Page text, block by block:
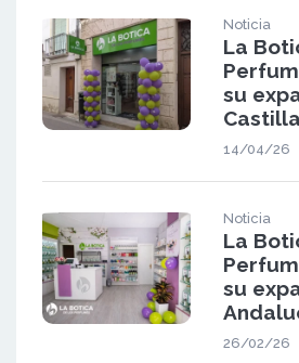
Noticia
La
su
14/04/26
Noticia
La
su
26/02/26